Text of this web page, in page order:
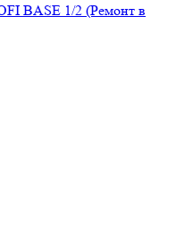
BASE 1/2 (Ремонт в